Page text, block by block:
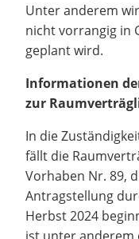
Unter anderem
nicht vorrangig in
geplant wird.
Informationen
zur
In die
fällt die
Vorhaben Nr. 89,
Antragstellung
Herbst 2024
ist unter anderem